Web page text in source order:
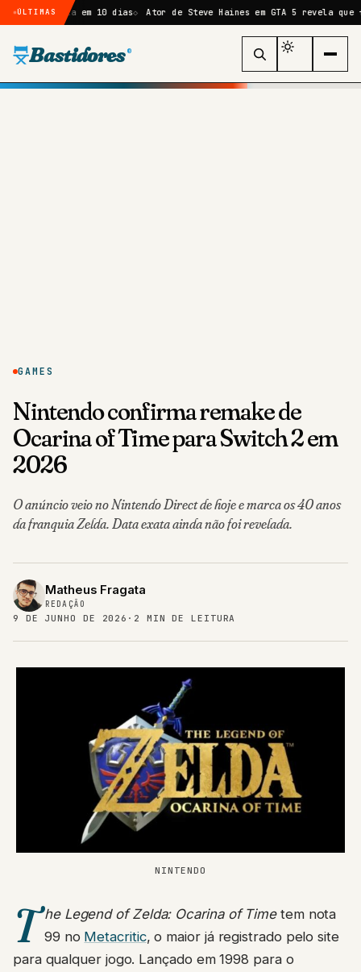
ÚLTIMASem 10 dias Ator de Steve Haines em GTA 5 revela que fez
Bastidores ®
GAMES
Nintendo confirma remake de
Ocarina of Time para Switch 2 em
2026
O anúncio veio no Nintendo Direct de hoje e marca os 40 anos
da franquia Zelda. Data exata ainda não foi revelada.
Matheus Fragata
REDAÇÃO
9 DE JUNHO DE 2026 · 2 MIN DE LEITURA
NINTENDO
T he Legend of Zelda: Ocarina of Timetem nota
99 no Metacritic, o maior já registrado pelo site
para qualquer jogo. Lançado em 1998 para o